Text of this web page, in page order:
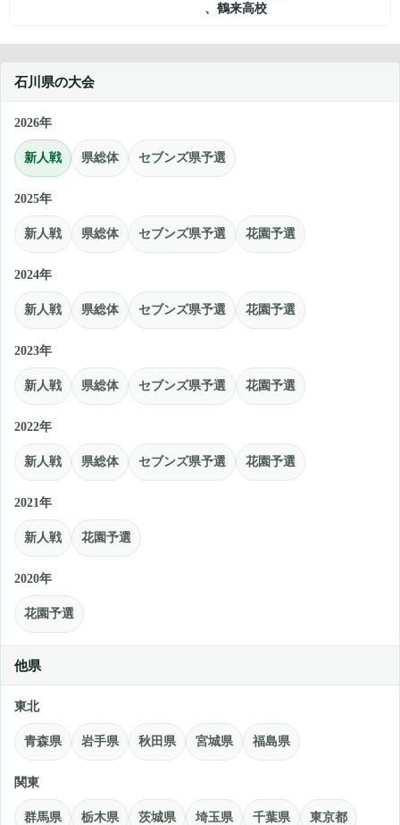
、 鶴来高校
石川県の大会
2026年
新人戦 県総体 セブンズ県予選
2025年
新人戦 県総体 セブンズ県予選 花園予選
2024年
新人戦 県総体 セブンズ県予選 花園予選
2023年
新人戦 県総体 セブンズ県予選 花園予選
2022年
新人戦 県総体 セブンズ県予選 花園予選
2021年
新人戦 花園予選
2020年
花園予選
他県
東北
青森県 岩手県 秋田県 宮城県 福島県
関東
群馬県 栃木県 茨城県 埼玉県 千葉県 東京都